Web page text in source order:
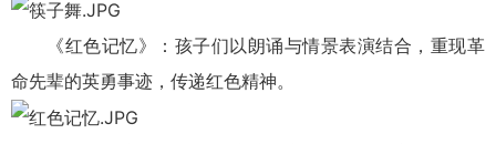
《红色记忆》：孩子们以朗诵与情景表演结合，重现革
命先辈的英勇事迹，传递红色精神。